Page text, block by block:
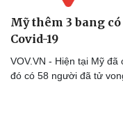
Doanh nghiệp
Thông tin doanh nghiệp
Mỹ thêm 3 bang
Covid-19
VOV.VN - Hiện tại Mỹ đã
đó có 58 người đã tử